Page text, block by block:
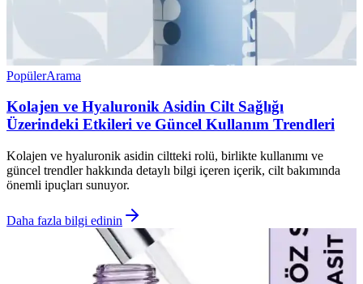
PopülerArama
Kolajen ve Hyaluronik Asidin Cilt Sağlığı
Üzerindeki Etkileri ve Güncel Kullanım Trendleri
Kolajen ve hyaluronik asidin ciltteki rolü, birlikte kullanımı ve
güncel trendler hakkında detaylı bilgi içeren içerik, cilt bakımında
önemli ipuçları sunuyor.
Daha fazla bilgi edinin